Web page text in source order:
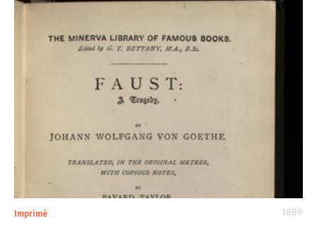
Imprimé 1889